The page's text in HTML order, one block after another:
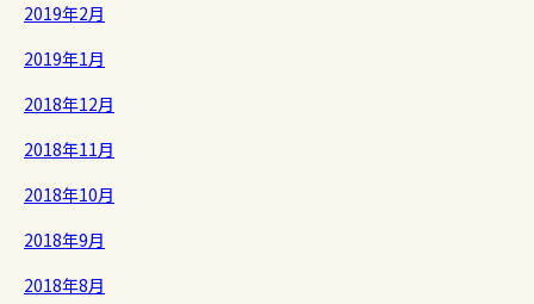
2019年2月
2019年1月
2018年12月
2018年11月
2018年10月
2018年9月
2018年8月